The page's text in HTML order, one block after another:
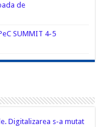
de
SUMMIT 4-5
Digitalizarea s-a mutat